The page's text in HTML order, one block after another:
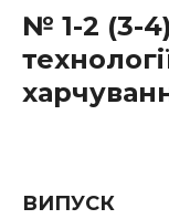
№ 1-2 (3-4)
ВИПУСК